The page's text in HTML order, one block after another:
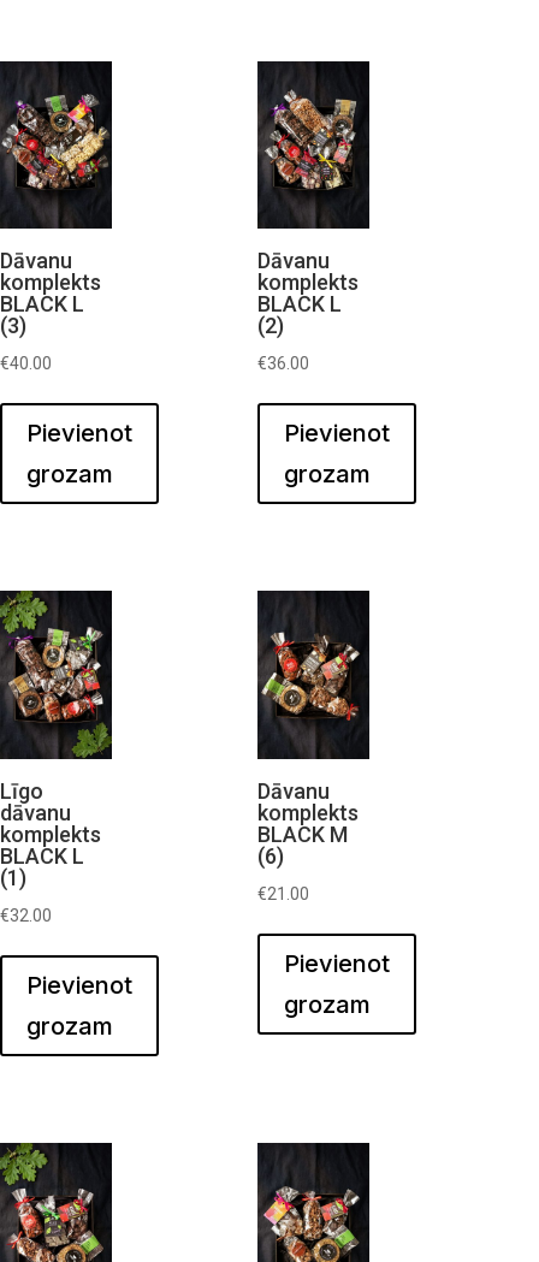
Dāvanu
komplekts
BLACK L
(3)
€40.00
Pievienot
grozam
Dāvanu
komplekts
BLACK L
(2)
€36.00
Pievienot
grozam
Līgo
dāvanu
komplekts
BLACK L
(1)
€32.00
Pievienot
grozam
Dāvanu
komplekts
BLACK M
(6)
€21.00
Pievienot
grozam